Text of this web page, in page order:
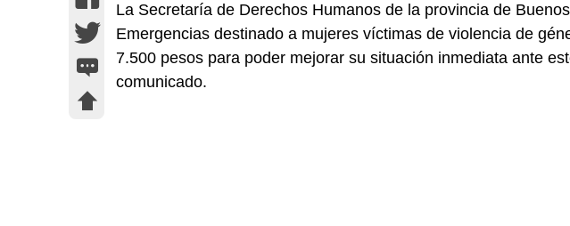
La Secretaría de Derechos Humanos de la provincia de
Emergencias destinado a mujeres víctimas de violencia de
7.500 pesos para poder mejorar su situación inmediata ante
comunicado.